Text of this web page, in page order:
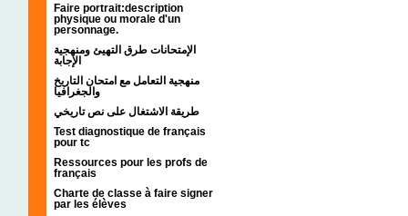
Faire portrait:description
physique ou morale d'un
personnage.
الإمتحانات طرق التهيئ ومنهجية
الإجابة
منهجية التعامل مع امتحان التاريخ
والجغرافيا
طريقة الاشتغال على نص تاريخي
Test diagnostique de français
pour tc
Ressources pour les profs de
français
Charte de classe à faire signer
par les élèves